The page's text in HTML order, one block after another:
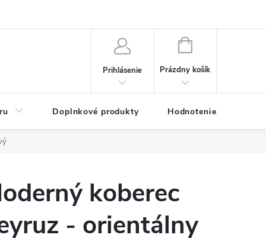
Prihlásenie
NÁKUPNÝ
Prázdny košík
Doplnkové produkty Hodnotenie obchodu
koberec
- orientálny